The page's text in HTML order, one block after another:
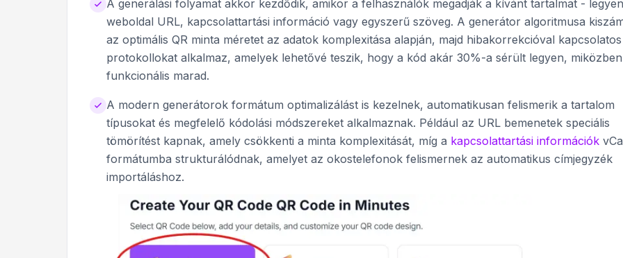
A generálási folyamat akkor kezdődik, amikor a felhasználók megadják a kívánt tartalmat -
weboldal URL, kapcsolattartási információ vagy egyszerű szöveg. A generátor algoritmusa
az optimális QR minta méretet az adatok komplexitása alapján, majd hibakorrekcióval kapcsolatos
protokollokat alkalmaz, amelyek lehetővé teszik, hogy a kód akár 30%-a sérült legyen, miközben
funkcionális marad.
A modern generátorok formátum optimalizálást is kezelnek, automatikusan felismerik a tartalom
típusokat és megfelelő kódolási módszereket alkalmaznak. Például az URL bemenetek speciális
tömörítést kapnak, amely csökkenti a minta komplexitását, míg a kapcsolattartási információk
formátumba strukturálódnak, amelyet az okostelefonok felismernek az automatikus címjegyzék
importáláshoz.